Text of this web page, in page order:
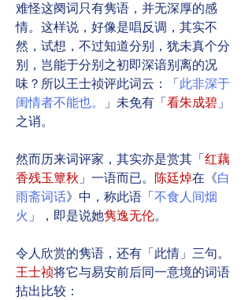
难怪这阕词只有隽语，并无深厚的感
情。这样说，好像是唱反调，其实不
然，试想，不过知道分别，犹未真个分
别，岂能于分别之初即深谙别离的况
味？所以王士祯评此词云：「 此非深于
闺情者不能也。
」未免有「 看朱成碧 」
之诮。
然而历来词评家，其实亦是赏其「 红藕
香残玉簟秋 」一语而已。 陈廷焯在《白
雨斋词话》中，称此语「 不食人间烟
火 」，即是说她隽逸无伦。
令人欣赏的隽语，还有「此情」三句。
王士祯将它与易安前后同一意境的词语
拈出比较：